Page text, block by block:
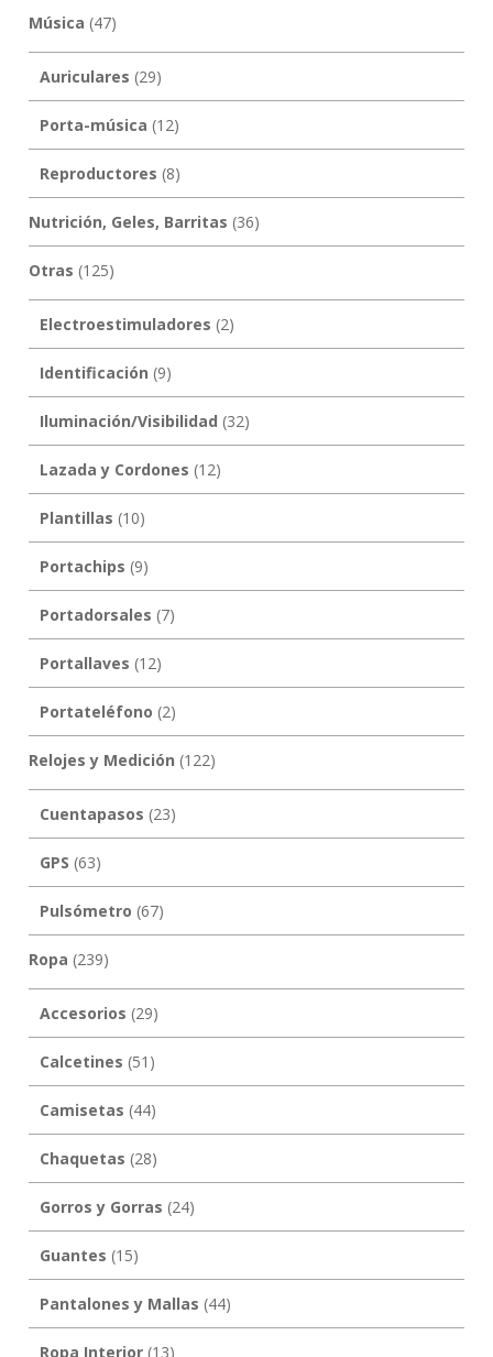
Música (47)
Auriculares (29)
Porta-música (12)
Reproductores (8)
Nutrición, Geles, Barritas (36)
Otras (125)
Electroestimuladores (2)
Identificación (9)
Iluminación/Visibilidad (32)
Lazada y Cordones (12)
Plantillas (10)
Portachips (9)
Portadorsales (7)
Portallaves (12)
Portateléfono (2)
Relojes y Medición (122)
Cuentapasos (23)
GPS (63)
Pulsómetro (67)
Ropa (239)
Accesorios (29)
Calcetines (51)
Camisetas (44)
Chaquetas (28)
Gorros y Gorras (24)
Guantes (15)
Pantalones y Mallas (44)
Ropa Interior(13)